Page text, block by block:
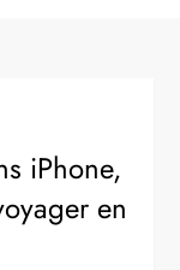
iPhone,
en